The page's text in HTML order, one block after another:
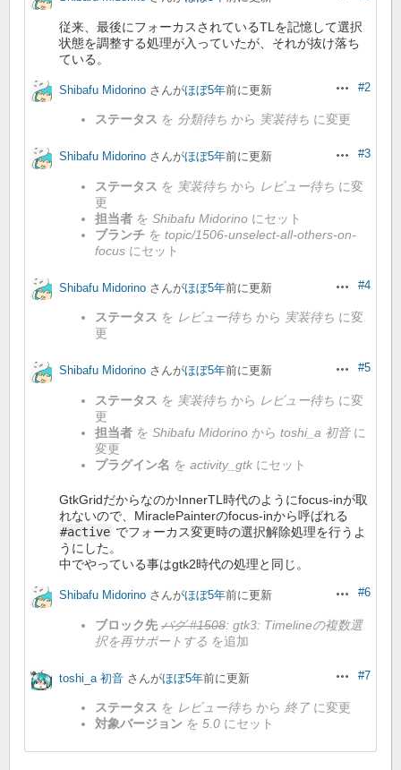
従来、最後にフォーカスされているTLを記憶して選択
状態を調整する処理が入っていたが、それが抜け落ち
ている。
操作#2
Shibafu Midorino さんがほぼ5年前に更新
ステータス を 分類待ち から 実装待ち に変更
操作#3
Shibafu Midorino さんがほぼ5年前に更新
ステータス を 実装待ち から レビュー待ち に変
更
担当者 を Shibafu Midorino にセット
ブランチ を topic/1506-unselect-all-others-on-
focus にセット
操作#4
Shibafu Midorino さんがほぼ5年前に更新
ステータス を レビュー待ち から 実装待ち に変
更
操作#5
Shibafu Midorino さんがほぼ5年前に更新
ステータス を 実装待ち から レビュー待ち に変
更
担当者 を Shibafu Midorino から toshi_a 初音に
変更
プラグイン名 を activity_gtk にセット
GtkGridだからなのかInnerTL時代のようにfocus-inが取
れないので、MiraclePainterのfocus-inから呼ばれる
#active でフォーカス変更時の選択解除処理を行うよ
うにした。
中でやっている事はgtk2時代の処理と同じ。
操作#6
Shibafu Midorino さんがほぼ5年前に更新
ブロック先 バグ #1508: gtk3: Timelineの複数選
択を再サポートする を追加
操作#7
toshi_a 初音 さんがほぼ5年前に更新
ステータス を レビュー待ち から 終了 に変更
対象バージョン を 5.0 にセット